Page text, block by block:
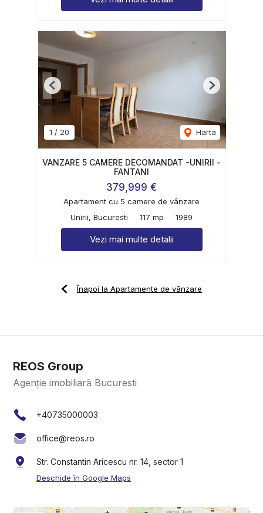
1 / 20 Harta
Previous Next
VANZARE 5 CAMERE DECOMANDAT -UNIRII -
FANTANI
379,999 €
Apartament cu 5 camere de vânzare
Unirii, Bucuresti
117 mp 1989
Vezi mai multe detalii
Înapoi la Apartamente de vânzare
REOS Group
Agenție imobiliară Bucuresti
+40735000003
office@reos.ro
Str. Constantin Aricescu nr. 14, sector 1
Deschide în Google Maps